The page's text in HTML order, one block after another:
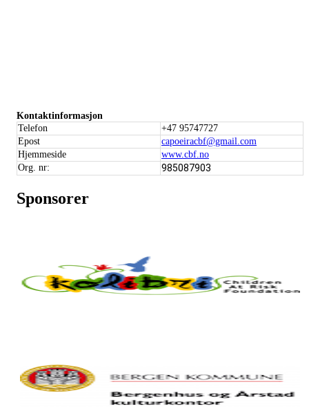
Kontaktinformasjon
Telefon
+47 95747727
Epost
capoeiracbf@gmail.com
Hjemmeside
www.cbf.no
Org. nr:
985087903
Sponsorer